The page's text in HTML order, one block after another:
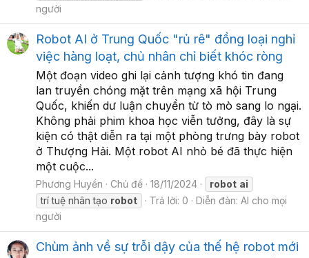
người
Robot AI ở Trung Quốc "rủ rê" đồng loại nghỉ
việc hàng loạt, chủ nhân chỉ biết khóc ròng
Một đoạn video ghi lại cảnh tượng khó tin đang
lan truyền chóng mặt trên mạng xã hội Trung
Quốc, khiến dư luận chuyển từ tò mò sang lo ngại.
Không phải phim khoa học viễn tưởng, đây là sự
kiện có thật diễn ra tại một phòng trưng bày robot
ở Thượng Hải. Một robot AI nhỏ bé đã thực hiện
một cuộc...
Phương Huyền Chủ đề 18/11/2024 robot ai
trí tuệ nhân tạo robot Trả lời: 0 Diễn đàn: AI cho mọi
người
Chùm ảnh về sự trỗi dậy của thế hệ robot mới